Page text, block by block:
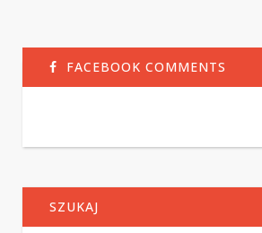
FACEBOOK COMMENTS
SZUKAJ